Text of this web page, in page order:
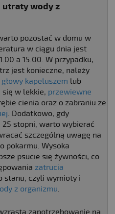
utraty wody z
pozostać w domu w
w ciągu dnia jest
a 15.00. W przypadku,
jest konieczne, należy
kapeluszem lub
się w lekkie, przewiewne
cienia oraz o zabraniu ze
. Dodatkowo, gdy
stopni, warto wybierać
szczególną uwagę na
pokarmu. Wysoka
psucie się żywności, co
zatrucia
stanu, czyli wymioty i
z organizmu.
zapotrzebowanie na